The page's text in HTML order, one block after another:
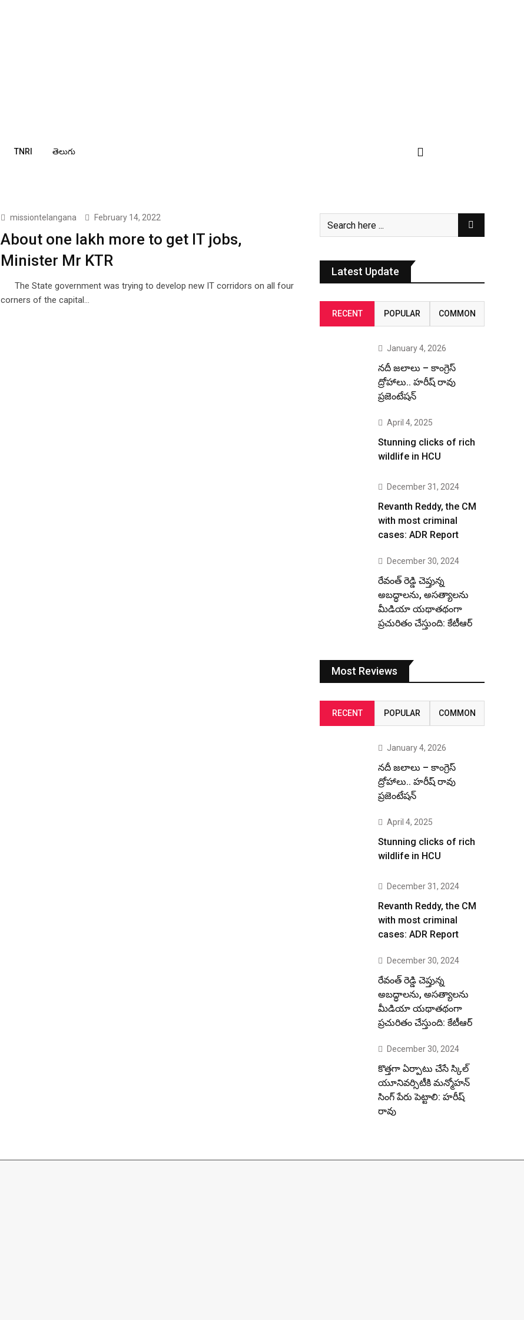
TNRI తెలుగు
missiontelangana February 14, 2022
About one lakh more to get IT jobs,
Minister Mr KTR
The State government was trying to develop new IT corridors on all four
corners of the capital…
Latest Update
RECENT POPULAR COMMON
January 4, 2026
నదీ జలాలు – కాంగ్రెస్
ద్రోహాలు.. హరీష్ రావు
ప్రజెంటేషన్
April 4, 2025
Stunning clicks of rich
wildlife in HCU
December 31, 2024
Revanth Reddy, the CM
with most criminal
cases: ADR Report
December 30, 2024
రేవంత్ రెడ్డి చెప్తున్న
అబద్ధాలను, అసత్యాలను
మీడియా యథాతథంగా
ప్రచురితం చేస్తుంది: కేటీఆర్
Most Reviews
RECENT POPULAR COMMON
January 4, 2026
నదీ జలాలు – కాంగ్రెస్
ద్రోహాలు.. హరీష్ రావు
ప్రజెంటేషన్
April 4, 2025
Stunning clicks of rich
wildlife in HCU
December 31, 2024
Revanth Reddy, the CM
with most criminal
cases: ADR Report
December 30, 2024
రేవంత్ రెడ్డి చెప్తున్న
అబద్ధాలను, అసత్యాలను
మీడియా యథాతథంగా
ప్రచురితం చేస్తుంది: కేటీఆర్
December 30, 2024
కొత్తగా ఏర్పాటు చేసే స్కిల్
యూనివర్సిటీకి మన్మోహన్
సింగ్ పేరు పెట్టాలి: హరీష్
రావు